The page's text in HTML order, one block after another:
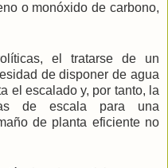
o monóxido de carbono,
el tratarse de un
de disponer de agua
el escalado y, por tanto, la
de escala para una
de planta eficiente no